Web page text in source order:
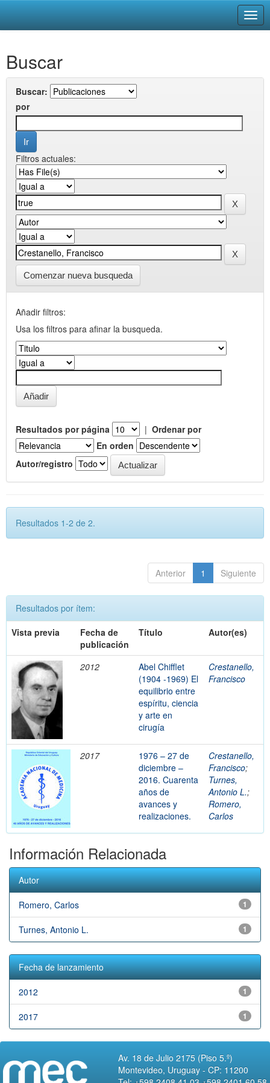
navigation
Buscar
Buscar:
por
Filtros actuales:
Comenzar nueva busqueda
Añadir filtros:
Usa los filtros para afinar la busqueda.
Resultados por página | Ordenar por
En orden
Autor/registro
Resultados 1-2 de 2.
Anterior 1 Siguiente
Resultados por ítem:
Vista previa
Fecha de
publicación
Título Autor(es)
2012
Abel Chifflet
(1904 -1969) El
equilibrio entre
espíritu, ciencia
y arte en
cirugía
Crestanello,
Francisco
2017
1976 – 27 de
diciembre –
2016. Cuarenta
años de
avances y
realizaciones.
Crestanello,
Francisco;
Turnes,
Antonio L.;
Romero,
Carlos
Información Relacionada
Autor
1
Romero, Carlos
1
Turnes, Antonio L.
Fecha de lanzamiento
1
2012
1
2017
Av. 18 de Julio 2175 (Piso 5.º)
Montevideo, Uruguay - CP: 11200